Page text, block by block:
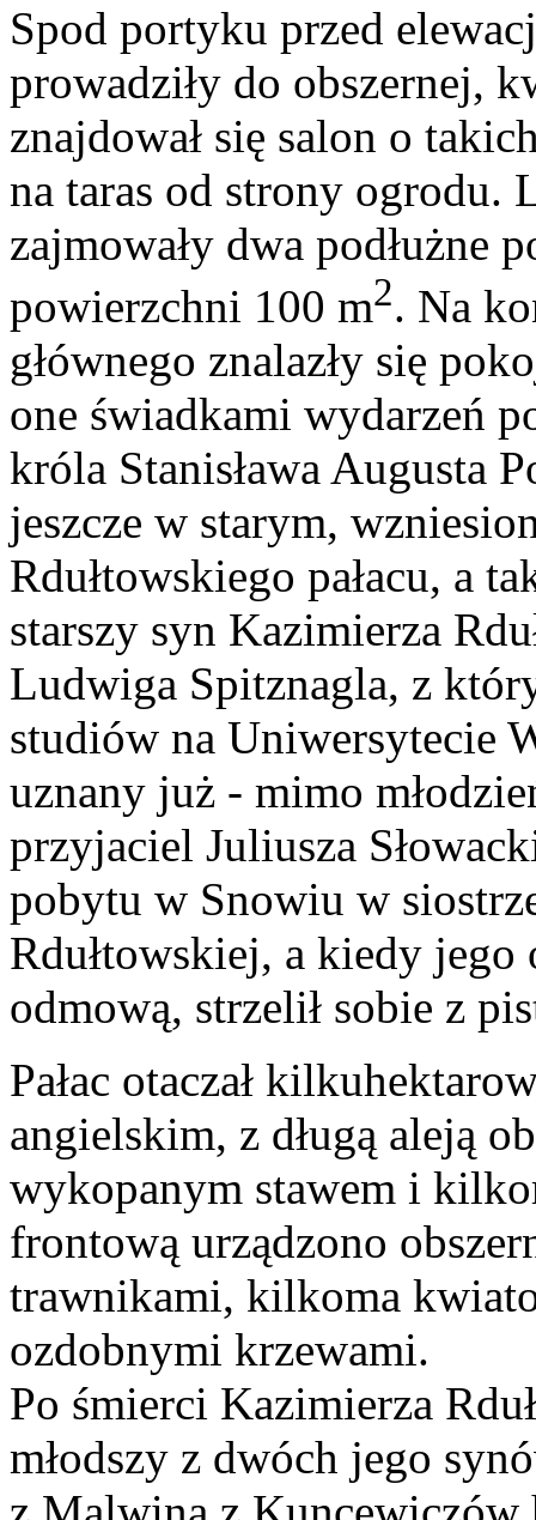
Spod portyku przed
prowadziły do obszernej,
znajdował się salon o
na taras od strony ogrodu.
zajmowały dwa podłużne
powierzchni 100 m2. Na
głównego znalazły się
one świadkami wydarzeń
króla Stanisława Augusta
jeszcze w starym,
Rdułtowskiego pałacu, a
starszy syn Kazimierza
Ludwiga Spitznagla, z
studiów na Uniwersytecie
uznany już - mimo
przyjaciel Juliusza
pobytu w Snowiu w
Rdułtowskiej, a kiedy jego
odmową, strzelił sobie z
Pałac otaczał
angielskim, z długą aleją
wykopanym stawem i
frontową urządzono
trawnikami, kilkoma
ozdobnymi krzewami.
Po śmierci Kazimierza
młodszy z dwóch jego